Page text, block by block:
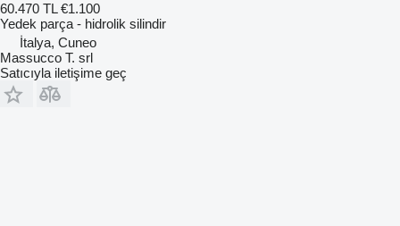
60.470 TL €1.100
Yedek parça - hidrolik silindir
İtalya, Cuneo
Massucco T. srl
Satıcıyla iletişime geç